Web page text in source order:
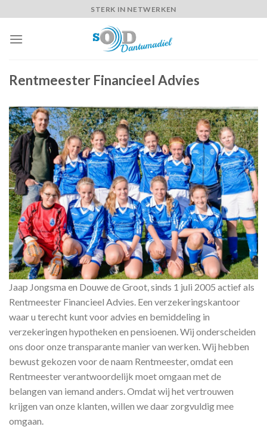
to
content
STERK IN NETWERKEN
Rentmeester Financieel Advies
Jaap Jongsma en Douwe de Groot, sinds 1 juli 2005 actief als
Rentmeester Financieel Advies. Een verzekeringskantoor
waar u terecht kunt voor advies en bemiddeling in
verzekeringen hypotheken en pensioenen. Wij onderscheiden
ons door onze transparante manier van werken. Wij hebben
bewust gekozen voor de naam Rentmeester, omdat een
Rentmeester verantwoordelijk moet omgaan met de
belangen van iemand anders. Omdat wij het vertrouwen
krijgen van onze klanten, willen we daar zorgvuldig mee
omgaan.